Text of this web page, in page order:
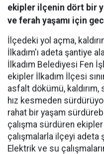
ekipler ilçenin dört bir
ve ferah yaşamı için
İlçedeki yol açma,
İlkadım'ı adeta şantiye
İlkadım Belediyesi Fen
ekipler İlkadım İlçesi
asfalt dökümü, kaldırım,
hız kesmeden
rahat bir yaşam
çalışma sürdüren
çalışmalarla ilçeyi adeta
Elektrik ve su